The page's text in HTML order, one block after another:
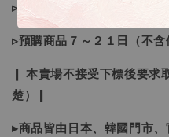
▹現貨商品１～３日內寄出
▹預購商品７～２１日（不
❙ 本賣場不接受下標後要求
楚）❙
▸商品皆由日本、韓國門市